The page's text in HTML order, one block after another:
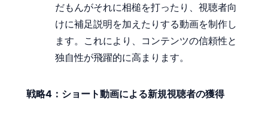
だもんがそれに相槌を打ったり、視聴者向
けに補足説明を加えたりする動画を制作し
ます。これにより、コンテンツの信頼性と
独自性が飛躍的に高まります。
戦略4：ショート動画による新規視聴者の獲得